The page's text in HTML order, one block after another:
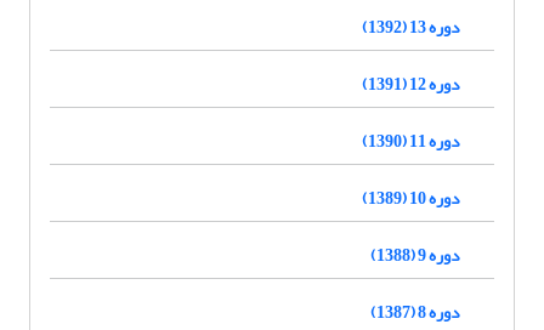
دوره 13 (1392)
دوره 12 (1391)
دوره 11 (1390)
دوره 10 (1389)
دوره 9 (1388)
دوره 8 (1387)